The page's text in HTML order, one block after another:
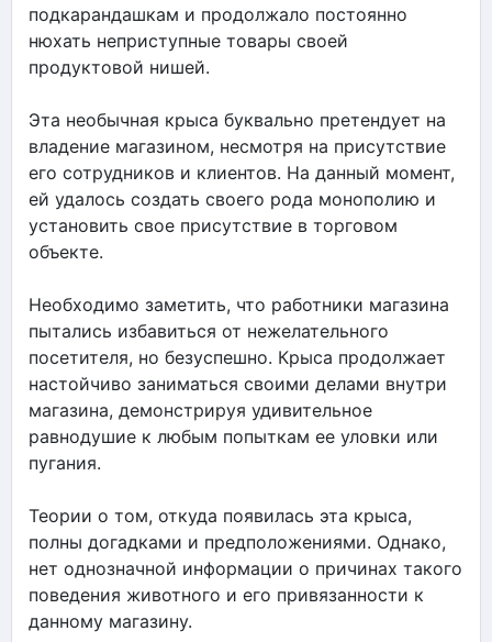
подкарандашкам и продолжало постоянно
нюхать неприступные товары своей
продуктовой нишей.
Эта необычная крыса буквально претендует на
владение магазином, несмотря на присутствие
его сотрудников и клиентов. На данный момент,
ей удалось создать своего рода монополию и
установить свое присутствие в торговом
объекте.
Необходимо заметить, что работники магазина
пытались избавиться от нежелательного
посетителя, но безуспешно. Крыса продолжает
настойчиво заниматься своими делами внутри
магазина, демонстрируя удивительное
равнодушие к любым попыткам ее уловки или
пугания.
Теории о том, откуда появилась эта крыса,
полны догадками и предположениями. Однако,
нет однозначной информации о причинах такого
поведения животного и его привязанности к
данному магазину.